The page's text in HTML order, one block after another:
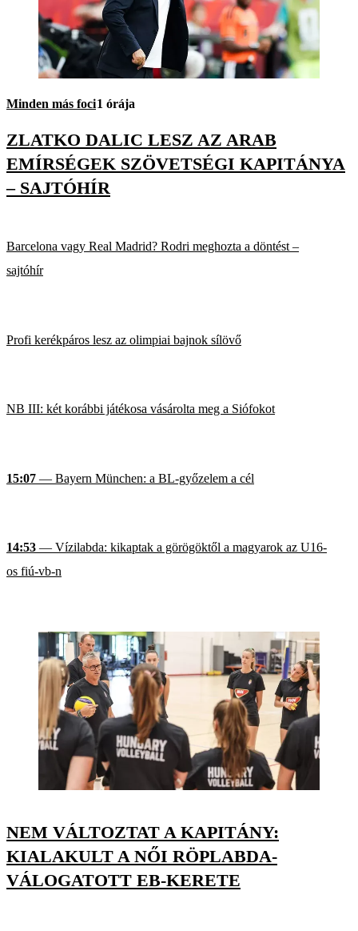
Minden más foci1 órája
ZLATKO DALIC LESZ AZ ARAB
EMÍRSÉGEK SZÖVETSÉGI KAPITÁNYA
– SAJTÓHÍR
Barcelona vagy Real Madrid? Rodri meghozta a döntést –
sajtóhír
Profi kerékpáros lesz az olimpiai bajnok sílövő
NB III: két korábbi játékosa vásárolta meg a Siófokot
15:07 — Bayern München: a BL-győzelem a cél
14:53 — Vízilabda: kikaptak a görögöktől a magyarok az U16-
os fiú-vb-n
NEM VÁLTOZTAT A KAPITÁNY:
KIALAKULT A NŐI RÖPLABDA-
VÁLOGATOTT EB-KERETE